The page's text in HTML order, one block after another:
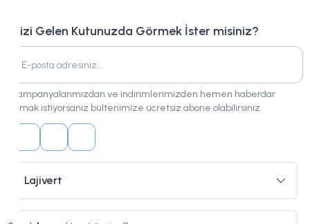
Lajivert
Bizi Gelen Kutunuzda Görmek İster misiniz?
Kampanyalarımızdan ve indirimlerimizden hemen haberdar
olmak istiyorsanız bültenimize ücretsiz abone olabilirsiniz.